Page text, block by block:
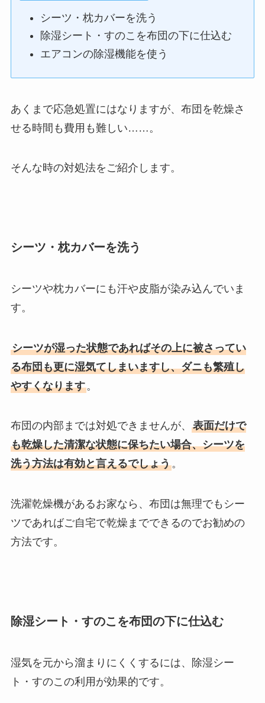
シーツ・枕カバーを洗う
除湿シート・すのこを布団の下に仕込む
エアコンの除湿機能を使う
あくまで応急処置にはなりますが、布団を乾燥さ
せる時間も費用も難しい……。
そんな時の対処法をご紹介します。
シーツ・枕カバーを洗う
シーツや枕カバーにも汗や皮脂が染み込んでいま
す。
シーツが湿った状態であればその上に被さってい
る布団も更に湿気てしまいますし、ダニも繁殖し
やすくなります。
布団の内部までは対処できませんが、 表面だけで
も乾燥した清潔な状態に保ちたい場合、シーツを
洗う方法は有効と言えるでしょう。
洗濯乾燥機があるお家なら、布団は無理でもシー
ツであればご自宅で乾燥までできるのでお勧めの
方法です。
除湿シート・すのこを布団の下に仕込む
湿気を元から溜まりにくくするには、除湿シー
ト・すのこの利用が効果的です。